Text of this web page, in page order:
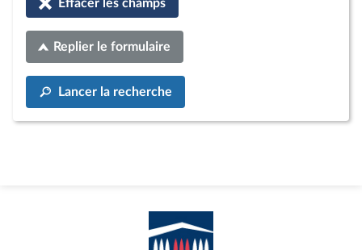
Effacer les champs
Replier le formulaire
Lancer la recherche